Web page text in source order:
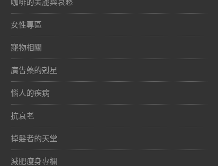
女性專區
寵物相關
廣告藥的剋星
惱人的疾病
抗衰老
掉髮者的天堂
減肥瘦身專欄